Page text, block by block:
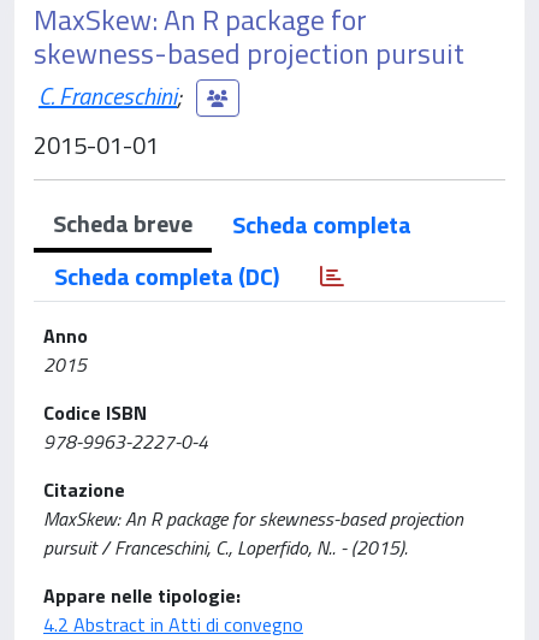
MaxSkew: An R package for
skewness-based projection pursuit
C. Franceschini;
2015-01-01
Scheda breve
Scheda completa
Scheda completa (DC)
Anno
2015
Codice ISBN
978-9963-2227-0-4
Citazione
MaxSkew: An R package for skewness-based projection
pursuit / Franceschini, C., Loperfido, N.. - (2015).
Appare nelle tipologie:
4.2 Abstract in Atti di convegno